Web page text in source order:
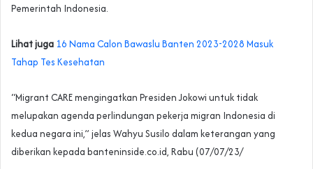
Pemerintah Indonesia.
Lihat juga 16 Nama Calon Bawaslu Banten 2023-2028 Masuk
Tahap Tes Kesehatan
“Migrant CARE mengingatkan Presiden Jokowi untuk tidak
melupakan agenda perlindungan pekerja migran Indonesia di
kedua negara ini,” jelas Wahyu Susilo dalam keterangan yang
diberikan kepada banteninside.co.id, Rabu (07/07/23/